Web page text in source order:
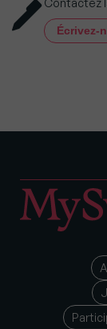
Contactez
Écrivez-